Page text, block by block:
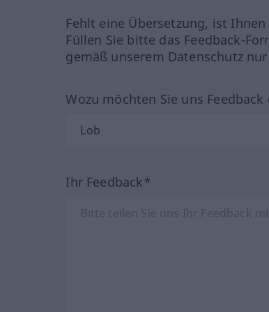
Fehlt eine Übersetzung, ist
Füllen Sie bitte das Feedback-
gemäß unserem Datenschutz
Wozu möchten Sie uns
Ihr Feedback*